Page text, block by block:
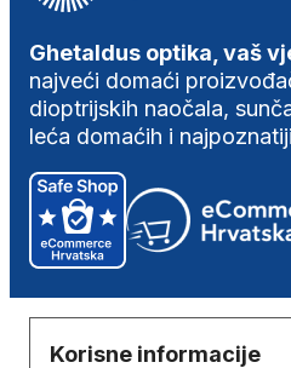
Ghetaldus optika, vaš
najveći domaći
dioptrijskih naočala,
leća domaćih i
Korisne informacije